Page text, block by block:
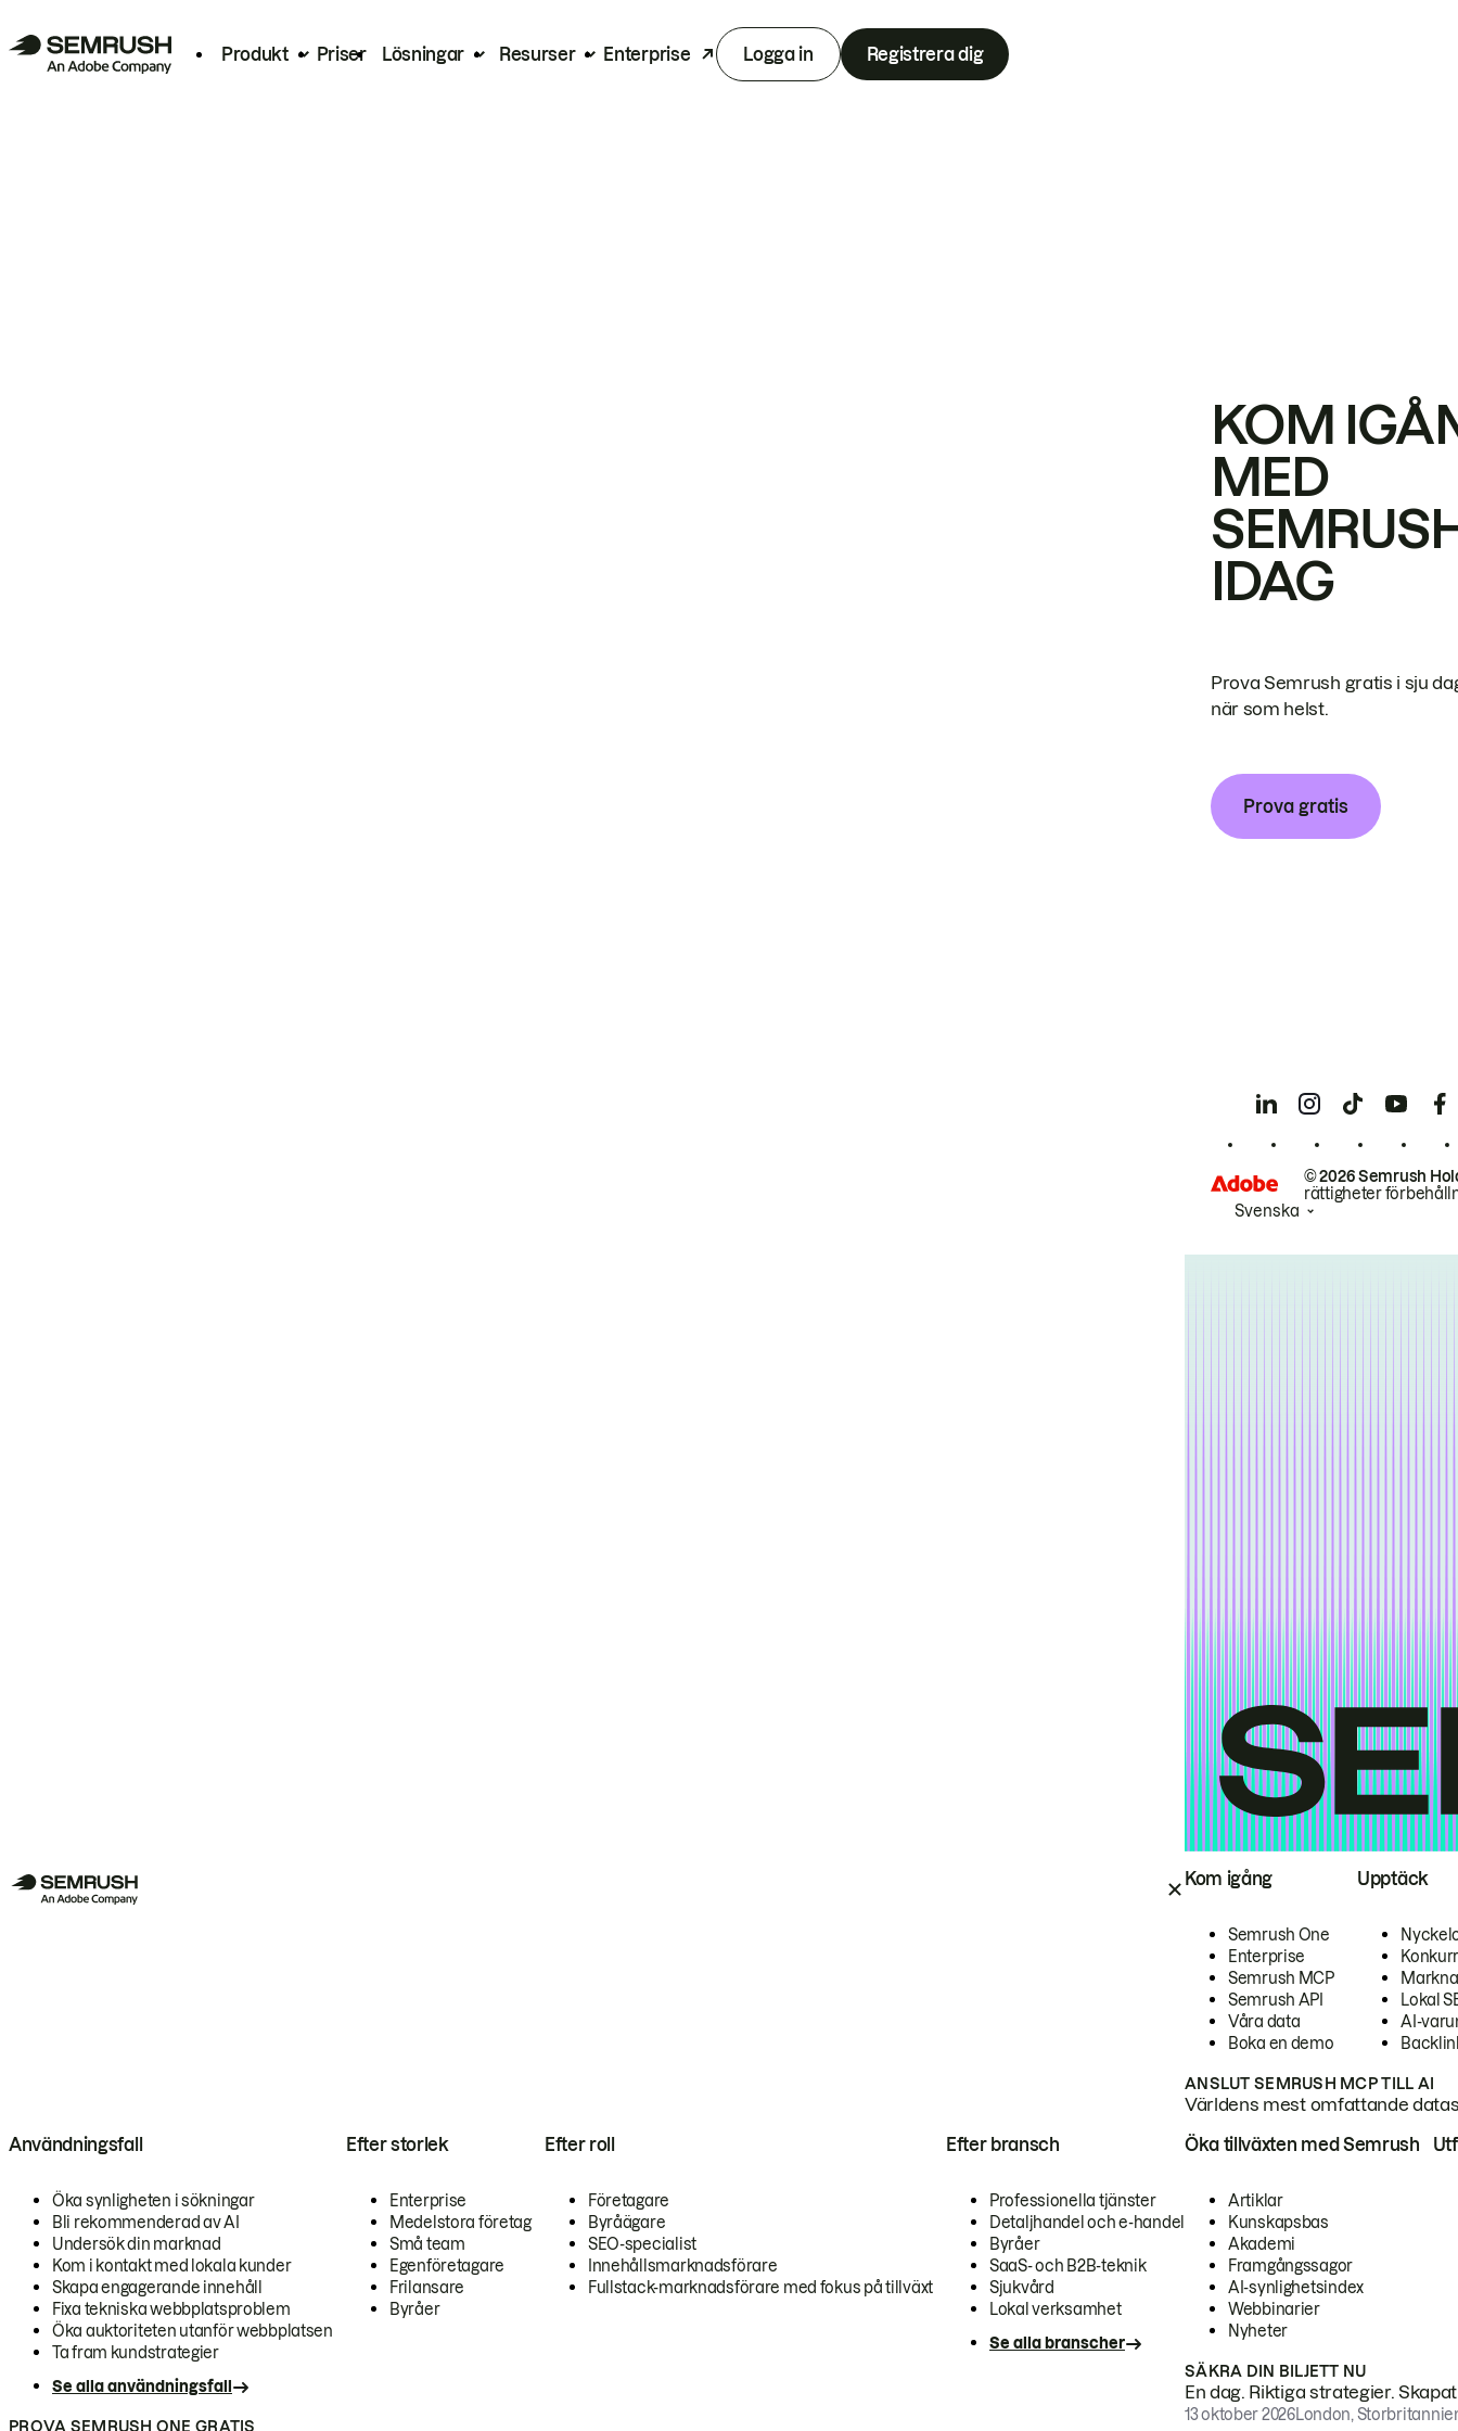
Produkt Priser Lösningar Resurser Enterprise Logga in Registrera dig
Kom igång
Semrush One
Enterprise
Semrush MCP
Semrush API
Våra data
Boka en demo
Upptäck
Lokal
AI-
ANSLUT SEMRUSH MCP TILL AI
Världens mest omfattande
Användningsfall
Öka synligheten i sökningar
Bli rekommenderad av AI
Undersök din marknad
Kom i kontakt med lokala kunder
Skapa engagerande innehåll
Fixa tekniska webbplatsproblem
Öka auktoriteten utanför webbplatsen
Ta fram kundstrategier
Se alla användningsfall
Efter storlek
Enterprise
Medelstora företag
Små team
Egenföretagare
Frilansare
Byråer
Efter roll
Företagare
Byråägare
SEO-specialist
Innehållsmarknadsförare
Fullstack-marknadsförare med fokus på tillväxt
Efter bransch
Professionella tjänster
Detaljhandel och e-handel
Byråer
SaaS- och B2B-teknik
Sjukvård
Lokal verksamhet
Se alla branscher
PROVA SEMRUSH ONE GRATIS
Öka tillväxten med Semrush
Artiklar
Kunskapsbas
Akademi
Framgångssagor
AI-synlighetsindex
Webbinarier
Nyheter
SÄKRA DIN BILJETT NU
En dag. Riktiga strategier.
13 oktober 2026London,
KOM
MED
IDAG
Prova Semrush gratis i sju
när som helst.
Prova gratis
© 2026 Semrush
rättigheter
Svenska